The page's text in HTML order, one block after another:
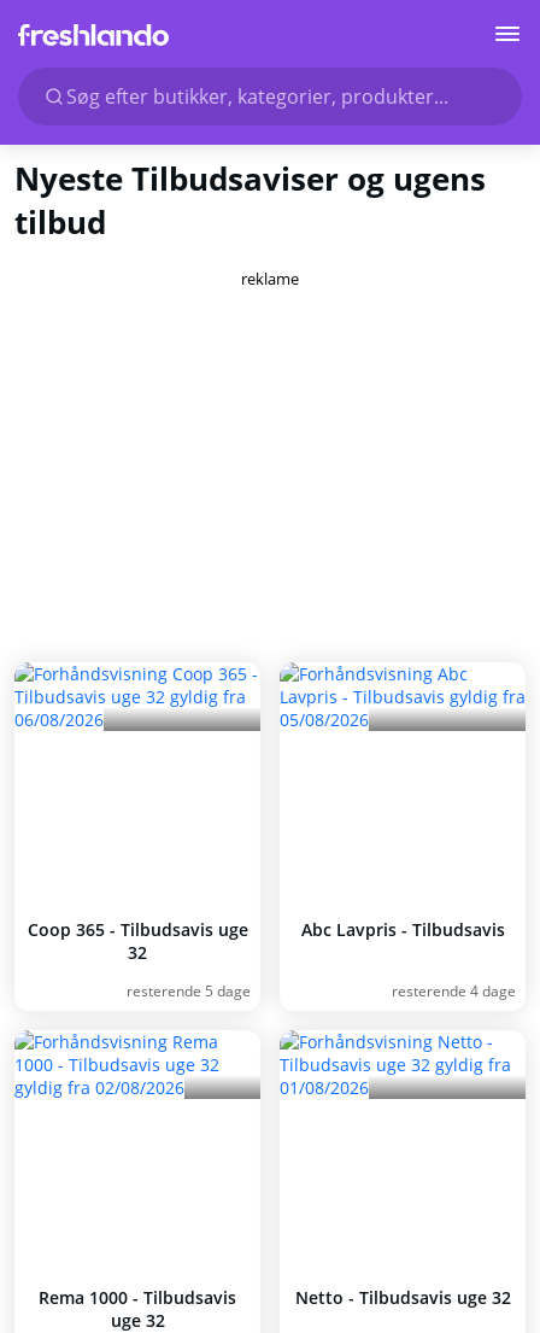
Søg efter butikker, kategorier, produkter...
Nyeste Tilbudsaviser og ugens
tilbud
reklame
Coop 365 - Tilbudsavis uge
32
resterende 5 dage
Abc Lavpris - Tilbudsavis
resterende 4 dage
Rema 1000 - Tilbudsavis
uge 32
Netto - Tilbudsavis uge 32